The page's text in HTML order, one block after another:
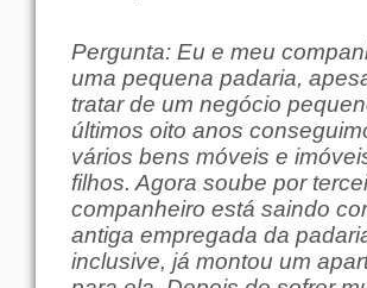
Pergunta: Eu e meu
uma pequena padaria,
tratar de um negócio
últimos oito anos
vários bens móveis e
filhos. Agora soube por
companheiro está saindo
antiga empregada da
inclusive, já montou um